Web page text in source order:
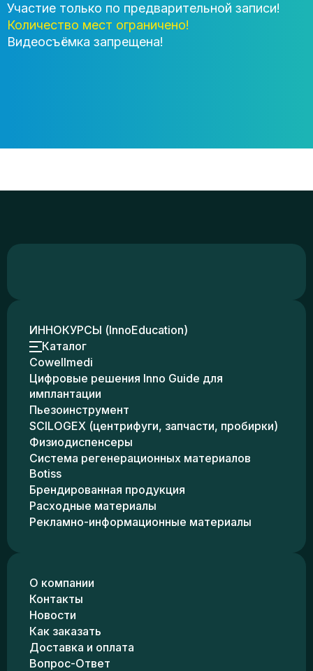
Участие только по предварительной записи!
Количество мест ограничено!
Видеосъёмка запрещена!
ИННОКУРСЫ (InnoEducation)
Каталог
Cowellmedi
Цифровые решения Inno Guide для
имплантации
Пьезоинструмент
SCILOGEX (центрифуги, запчасти, пробирки)
Физиодиспенсеры
Система регенерационных материалов
Botiss
Брендированная продукция
Расходные материалы
Рекламно-информационные материалы
О компании
Контакты
Новости
Как заказать
Доставка и оплата
Вопрос-Ответ